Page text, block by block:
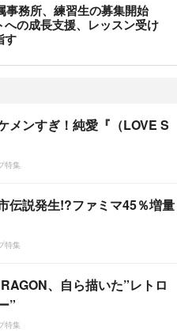
事務所、練習生の募集開始
への成長支援、レッスン受け
す
メンすぎ！純愛『（LOVE S
特集
伝説発生!?ファミマ45％増量
特集
、自ら描いた”レトロ
”
特集